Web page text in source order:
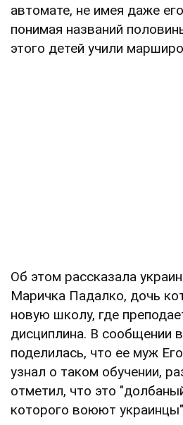
автомате, не имея даже
понимая названий
этого детей учили
Об этом рассказала
Маричка Падалко, дочь
новую школу, где
дисциплина. В сообщении в
поделилась, что ее муж
узнал о таком обучении,
отметил, что это
которого воюют